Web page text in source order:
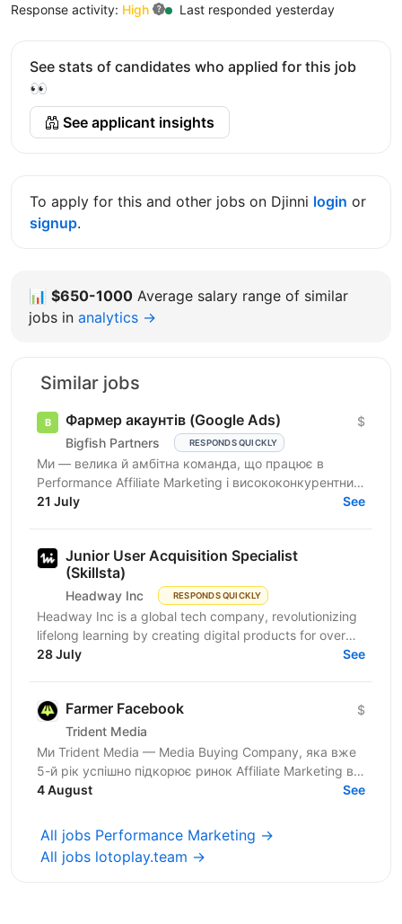
Response activity: High Last responded yesterday
See stats of candidates who applied for this job
👀
See applicant insights
To apply for this and other jobs on Djinni login or
signup.
📊 $650-1000 Average salary range of similar
jobs in analytics →
Similar jobs
Фармер акаунтів (Google Ads)
Bigfish Partners RESPONDS QUICKLY
$
Ми — велика й амбітна команда, що працює в
Performance Affiliate Marketing і висококонкурентних
нішах на Tier 1-3 ринках. Ми швидко розвиваємося
21 July See
Junior User Acquisition Specialist
(Skillsta)
Headway Inc RESPONDS QUICKLY
Headway Inc is a global tech company, revolutionizing
lifelong learning by creating digital products for over
150 million users worldwide. Our mission is to...
28 July See
Farmer Facebook
Trident Media
$
Ми Trident Media — Media Buying Company, яка вже
5-й рік успішно підкорює ринок Affiliate Marketing в
ніші IGaming 🎰 Наразі активно маштабуємось та...
4 August See
All jobs Performance Marketing →
All jobs lotoplay.team →